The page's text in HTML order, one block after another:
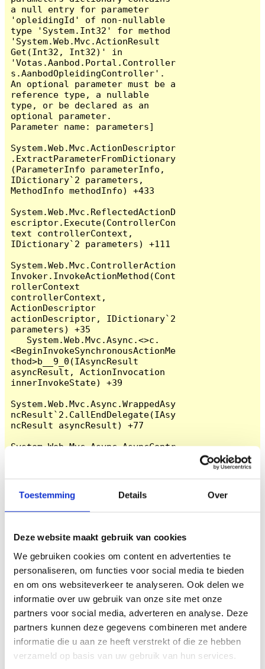
Toestemming Details Over
Deze website maakt gebruik van cookies
We gebruiken cookies om content en advertenties te
personaliseren, om functies voor social media te bieden
en om ons websiteverkeer te analyseren. Ook delen we
informatie over uw gebruik van onze site met onze
partners voor social media, adverteren en analyse. Deze
partners kunnen deze gegevens combineren met andere
informatie die u aan ze heeft verstrekt of die ze hebben
verzameld op basis van uw gebruik van hun services.